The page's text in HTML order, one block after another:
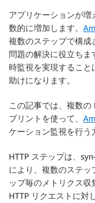
アプリケーションが
数的に増加します。
複数のステップで構成
問題の解決に役立ちま
時監視を実現すること
助けになります。
この記事では、複数
プリントを使って、
ケーション監視を行う
HTTP ステップは、
により、複数のステッ
ップ毎のメトリクス
HTTP リクエストに対